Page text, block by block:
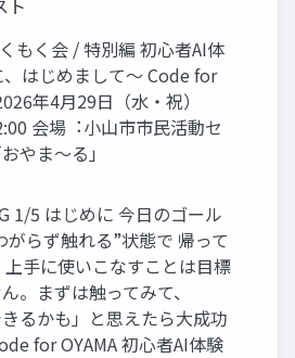
もく会 / 特別編 初⼼者AI体
、はじめまして〜 Code for
年4⽉29⽇（⽔・祝）
会場︓⼩⼭市市⺠活動セ
やま〜る」
1/5 はじめに 今⽇のゴール
がらず触れる”状態で 帰って
上⼿に使いこなすことは⽬標
。まずは触ってみて、
きるかも」と思えたら⼤成功
for OYAMA 初⼼者AI体験